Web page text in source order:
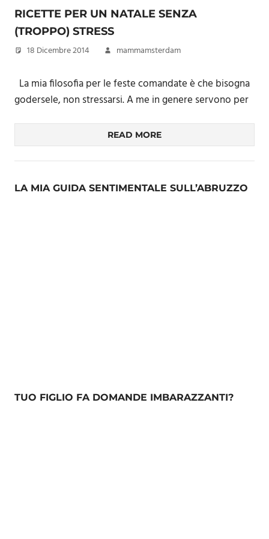
RICETTE PER UN NATALE SENZA
(TROPPO) STRESS
18 Dicembre 2014 mammamsterdam
La mia filosofia per le feste comandate è che bisogna
godersele, non stressarsi. A me in genere servono per
READ MORE
LA MIA GUIDA SENTIMENTALE SULL’ABRUZZO
TUO FIGLIO FA DOMANDE IMBARAZZANTI?